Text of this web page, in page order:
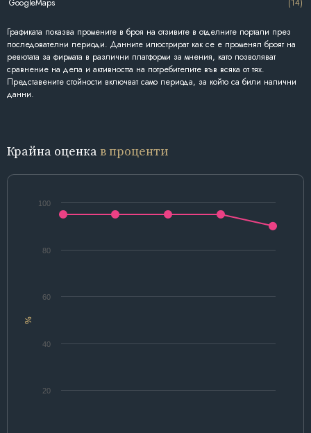
GoogleMaps (14)
Графиката показва промените в броя на отзивите в отделните портали през
последователни периоди. Данните илюстрират как се е променял броят на
ревютата за фирмата в различни платформи за мнения, като позволяват
сравнение на дела и активността на потребителите във всяка от тях.
Представените стойности включват само периода, за който са били налични
данни.
Крайна оценкав проценти
%
20
40
60
80
100